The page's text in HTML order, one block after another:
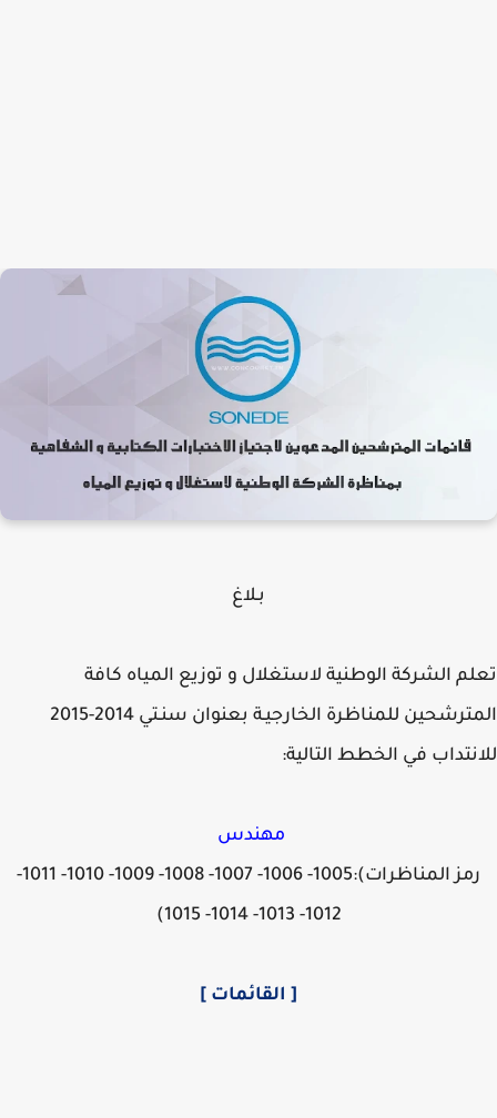
بـلاغ
الشركة الوطنية لاستغلال و توزيع المياه كافة
المترشحين للمناظرة الخارجيـة بعنوان سنـتي 2014-2015
في الخطط التالية:
مهندس
رمز المناظرات):1005- 1006- 1007- 1008- 1009- 1010- 1011-
1012- 1013- 1014- 1015)
[ القائمات ]